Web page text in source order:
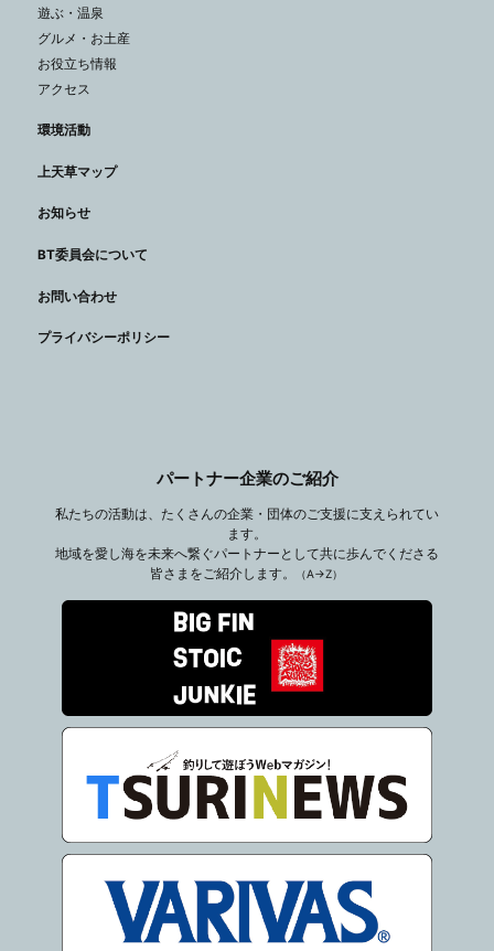
遊ぶ・温泉
グルメ・お土産
お役立ち情報
アクセス
環境活動
上天草マップ
お知らせ
BT委員会について
お問い合わせ
プライバシーポリシー
パートナー企業のご紹介
私たちの活動は、たくさんの企業・団体のご支援に支えられてい
ます。
地域を愛し海を未来へ繋ぐパートナーとして共に歩んでくださる
皆さまをご紹介します。
（A→Z）